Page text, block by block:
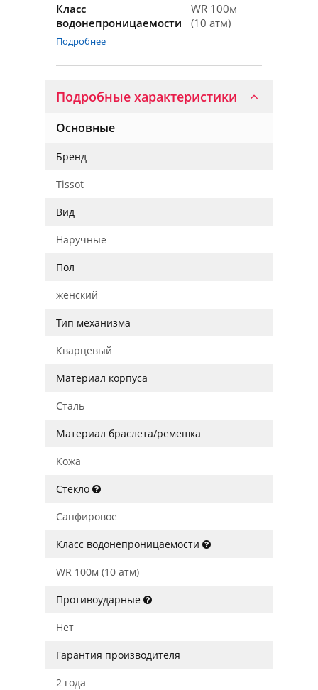
Класс
водонепроницаемости
WR 100м
(10 атм)
Подробнее
Подробные характеристики
Основные
Бренд
Tissot
Вид
Наручные
Пол
женский
Тип механизма
Кварцевый
Материал корпуса
Сталь
Материал браслета/ремешка
Кожа
Стекло
Сапфировое
Класс водонепроницаемости
WR 100м (10 атм)
Противоударные
Нет
Гарантия производителя
2 года